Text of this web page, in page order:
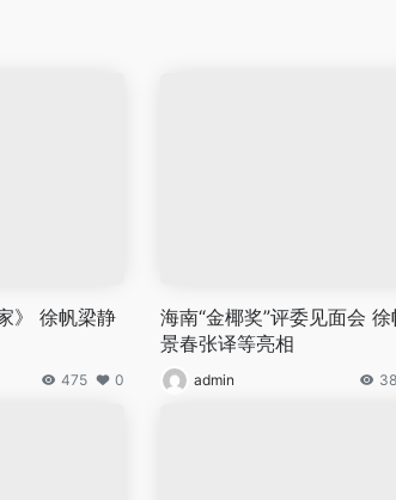
》 徐帆梁静
475 0
海南“金椰奖”评委见面会 徐
景春张译等亮相
admin